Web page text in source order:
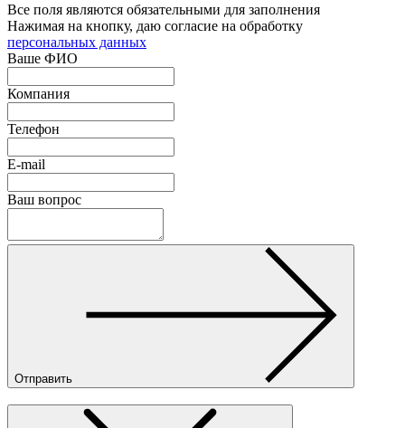
Все поля являются обязательными для заполнения
Нажимая на кнопку, даю согласие на обработку
персональных данных
Ваше ФИО
Компания
Телефон
E-mail
Ваш вопрос
Отправить